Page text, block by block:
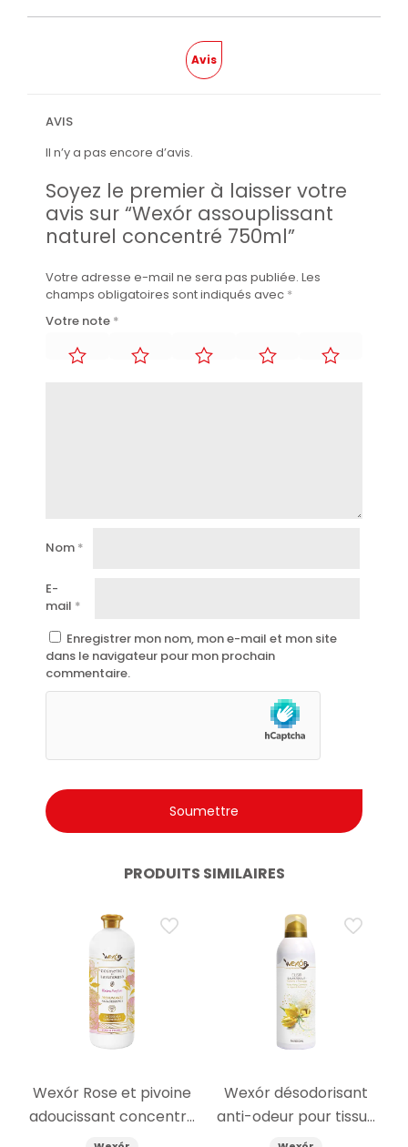
Avis
AVIS
Il n’y a pas encore d’avis.
Soyez le premier à laisser votre
avis sur “Wexór assouplissant
naturel concentré 750ml”
Votre adresse e-mail ne sera pas publiée. Les
champs obligatoires sont indiqués avec *
Votre note *
Nom *
E-
mail *
Enregistrer mon nom, mon e-mail et mon site
dans le navigateur pour mon prochain
commentaire.
PRODUITS SIMILAIRES
Wexór Rose et pivoine
adoucissant concentré
1000ml
Wexór désodorisant
anti-odeur pour tissus
Jaune Cachemire